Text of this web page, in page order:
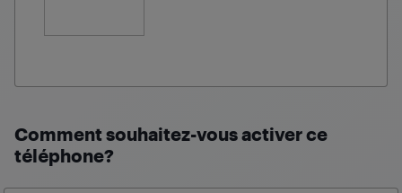
Comment souhaitez-vous activer ce
téléphone?